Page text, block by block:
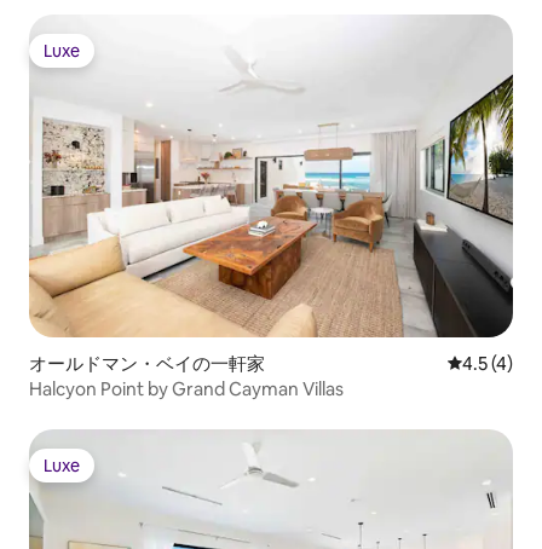
Luxe
Luxe
オールドマン・ベイの一軒家 レビュー4
4.5 (4)
Halcyon Point by Grand Cayman Villas
Luxe
Luxe